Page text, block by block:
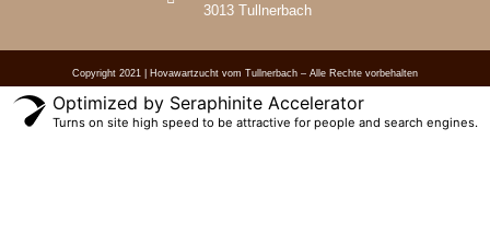
3013 Tullnerbach
Copyright 2021 | Hovawartzucht vom Tullnerbach – Alle Rechte vorbehalten
Optimized by Seraphinite Accelerator
Turns on site high speed to be attractive for people and search engines.